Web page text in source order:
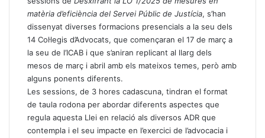
matèria d’eficiència del Servei Públic de Justícia, s’han
dissenyat diverses formacions presencials a la seu dels
14 Col·legis d’Advocats, que començaran el 17 de març a
la seu de l’ICAB i que s’aniran replicant al llarg dels
mesos de març i abril amb els mateixos temes, però amb
alguns ponents diferents.
Les sessions, de 3 hores cadascuna, tindran el format
de taula rodona per abordar diferents aspectes que
regula aquesta Llei en relació als diversos ADR que
contempla i el seu impacte en l’exercici de l’advocacia i